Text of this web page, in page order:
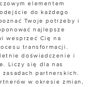
elementem
do każdego
Twoje potrzeby i
najlepsze
wesprzeć Cię na
transformacji.
doświadczenie i
Liczy się dla nas
zasadach partnerskich.
w okresie zmian,